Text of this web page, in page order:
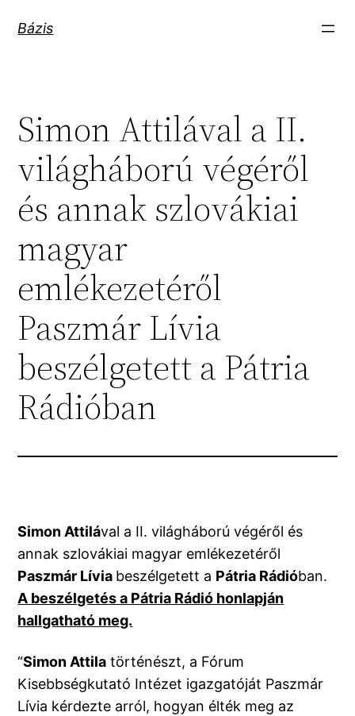
Bázis
Simon Attilával a II.
világháború végéről
és annak szlovákiai
magyar
emlékezetéről
Paszmár Lívia
beszélgetett a Pátria
Rádióban
Simon Attilával a II. világháború végéről és
annak szlovákiai magyar emlékezetéről
Paszmár Lívia beszélgetett a Pátria Rádióban.
A beszélgetés a Pátria Rádió honlapján
hallgatható meg.
“Simon Attila történészt, a Fórum
Kisebbségkutató Intézet igazgatóját Paszmár
Lívia kérdezte arról, hogyan élték meg az